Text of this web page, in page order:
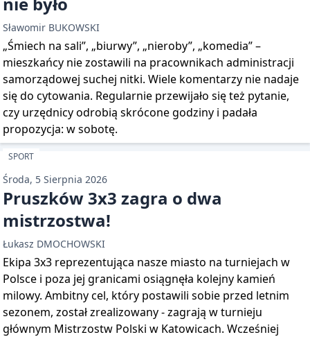
Sławomir BUKOWSKI
„Śmiech na sali”, „biurwy”, „nieroby”, „komedia” –
mieszkańcy nie zostawili na pracownikach administracji
samorządowej suchej nitki. Wiele komentarzy nie nadaje
się do cytowania. Regularnie przewijało się też pytanie,
czy urzędnicy odrobią skrócone godziny i padała
propozycja: w sobotę.
SPORT
Środa, 5 Sierpnia 2026
Pruszków 3x3 zagra o dwa
mistrzostwa!
Łukasz DMOCHOWSKI
Ekipa 3x3 reprezentująca nasze miasto na turniejach w
Polsce i poza jej granicami osiągnęła kolejny kamień
milowy. Ambitny cel, który postawili sobie przed letnim
sezonem, został zrealizowany - zagrają w turnieju
głównym Mistrzostw Polski w Katowicach. Wcześniej